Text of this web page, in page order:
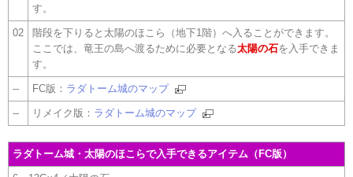
す。
02
階段を下りると太陽のほこら（地下1階）へ入ることができます。
ここでは、竜王の島へ渡るために必要となる太陽の石を入手できま
す。
-- FC版： ラダトーム城のマップ
-- リメイク版： ラダトーム城のマップ
ラダトーム城・太陽のほこらで入手できるアイテム（FC版）